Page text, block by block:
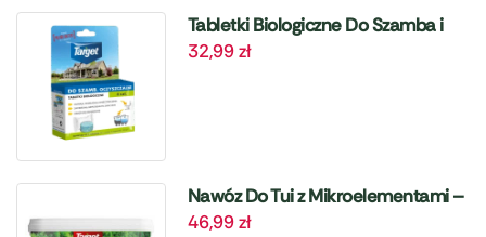
Tabletki Biologiczne Do Szamba i
Oczyszczalni – 6 szt. Target
32,99zł
Nawóz Do Tui z Mikroelementami –
4 kg Target
46,99zł